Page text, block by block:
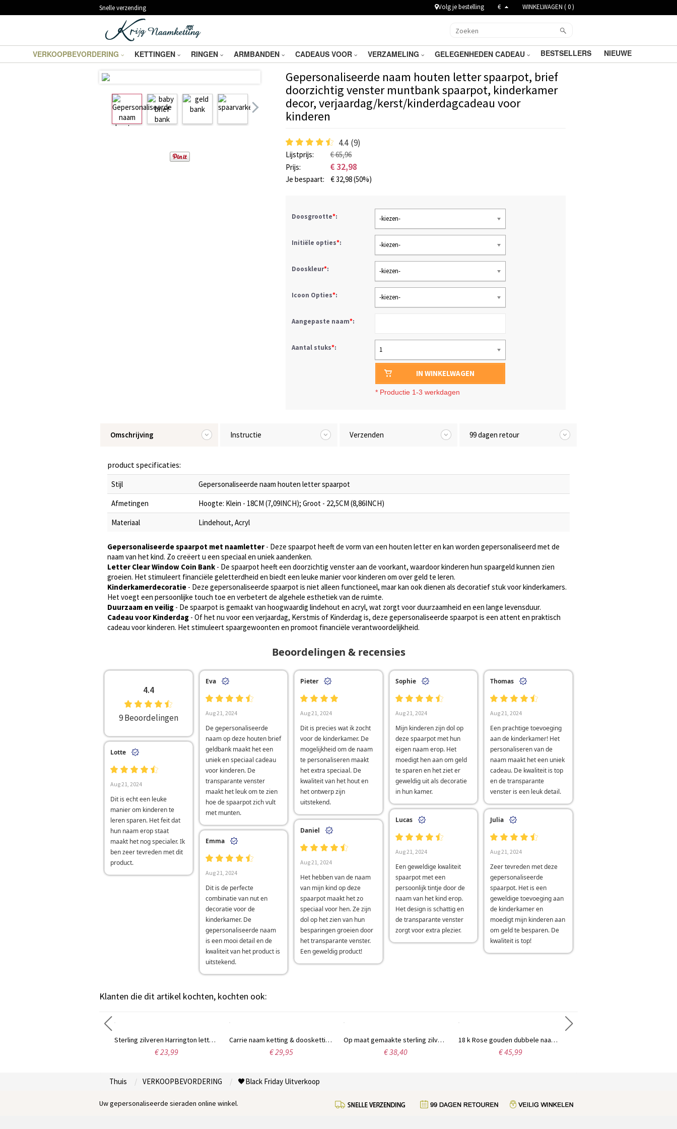
Snelle verzending Volg je bestelling € WINKELWAGEN (0)
VERKOOPBEVORDERING KETTINGEN RINGEN ARMBANDEN CADEAUS VOOR VERZAMELING GELEGENHEDEN CADEAU BESTSELLERS NIEUWE
Gepersonaliseerde naam houten letter spaarpot, brief
doorzichtig venster muntbank spaarpot, kinderkamer
decor, verjaardag/kerst/kinderdagcadeau voor
kinderen
4.4 (9)
Lijstprijs:
€ 65,96
Prijs:
€32,98
Je bespaart: €32,98(50%)
Doosgrootte*: -kiezen-
Initiële opties*: -kiezen-
Dooskleur*: -kiezen-
Icoon Opties*: -kiezen-
Aangepaste naam*:
Aantal stuks*: 1
IN WINKELWAGEN
* Productie 1-3 werkdagen
Omschrijving Instructie Verzenden 99 dagen retour
product specificaties:
Stijl
Gepersonaliseerde naam houten letter spaarpot
Afmetingen
Hoogte: Klein - 18CM (7,09INCH); Groot - 22,5CM (8,86INCH)
Materiaal
Lindehout, Acryl
Gepersonaliseerde spaarpot met naamletter - Deze spaarpot heeft de vorm van een houten letter en kan worden gepersonaliseerd met de
naam van het kind. Zo creëert u een speciaal en uniek aandenken.
Letter Clear Window Coin Bank - De spaarpot heeft een doorzichtig venster aan de voorkant, waardoor kinderen hun spaargeld kunnen zien
groeien. Het stimuleert financiële geletterdheid en biedt een leuke manier voor kinderen om over geld te leren.
Kinderkamerdecoratie - Deze gepersonaliseerde spaarpot is niet alleen functioneel, maar kan ook dienen als decoratief stuk voor kinderkamers.
Het voegt een persoonlijke touch toe en verbetert de algehele esthetiek van de ruimte.
Duurzaam en veilig - De spaarpot is gemaakt van hoogwaardig lindehout en acryl, wat zorgt voor duurzaamheid en een lange levensduur.
Cadeau voor Kinderdag - Of het nu voor een verjaardag, Kerstmis of Kinderdag is, deze gepersonaliseerde spaarpot is een attent en praktisch
cadeau voor kinderen. Het stimuleert spaargewoonten en promoot financiële verantwoordelijkheid.
Beoordelingen & recensies
4.4
9 Beoordelingen
Eva
Aug 21, 2024
De gepersonaliseerde
naam op deze houten brief
geldbank maakt het een
uniek en speciaal cadeau
voor kinderen. De
transparante venster
maakt het leuk om te zien
hoe de spaarpot zich vult
met munten.
Pieter
Aug 21, 2024
Dit is precies wat ik zocht
voor de kinderkamer. De
mogelijkheid om de naam
te personaliseren maakt
het extra speciaal. De
kwaliteit van het hout en
het ontwerp zijn
uitstekend.
Sophie
Aug 21, 2024
Mijn kinderen zijn dol op
deze spaarpot met hun
eigen naam erop. Het
moedigt hen aan om geld
te sparen en het ziet er
geweldig uit als decoratie
in hun kamer.
Thomas
Aug 21, 2024
Een prachtige toevoeging
aan de kinderkamer! Het
personaliseren van de
naam maakt het een uniek
cadeau. De kwaliteit is top
en de transparante
venster is een leuk detail.
Lotte
Aug 21, 2024
Dit is echt een leuke
manier om kinderen te
leren sparen. Het feit dat
hun naam erop staat
maakt het nog specialer. Ik
ben zeer tevreden met dit
product.
Lucas
Aug 21, 2024
Een geweldige kwaliteit
spaarpot met een
persoonlijk tintje door de
naam van het kind erop.
Het design is schattig en
de transparante venster
zorgt voor extra plezier.
Julia
Aug 21, 2024
Zeer tevreden met deze
gepersonaliseerde
spaarpot. Het is een
geweldige toevoeging aan
de kinderkamer en
moedigt mijn kinderen aan
om geld te besparen. De
kwaliteit is top!
Daniel
Aug 21, 2024
Het hebben van de naam
van mijn kind op deze
spaarpot maakt het zo
speciaal voor hen. Ze zijn
dol op het zien van hun
besparingen groeien door
het transparante venster.
Een geweldig product!
Emma
Aug 21, 2024
Dit is de perfecte
combinatie van nut en
decoratie voor de
kinderkamer. De
gepersonaliseerde naam
is een mooi detail en de
kwaliteit van het product is
uitstekend.
Klanten die dit artikel kochten, kochten ook:
Sterling zilveren Harrington lettertype naam ketting
€ 23,99
Carrie naam ketting & doosketting in rosé goud
€ 29,95
Op maat gemaakte sterling zilveren meisjesketting
€ 38,40
18 k Rose gouden dubbele naam Infinity ketting
€ 45,99
Thuis VERKOOPBEVORDERING 🖤Black Friday Uitverkoop
Uw gepersonaliseerde sieraden online winkel.